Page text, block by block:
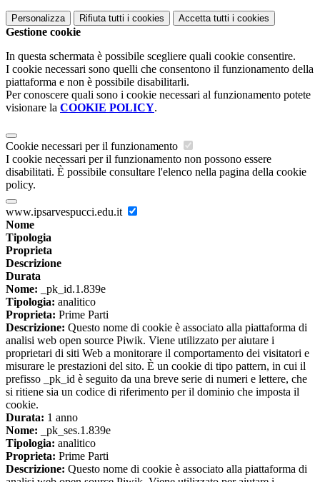
Personalizza Rifiuta tutti i cookies Accetta tutti i cookies
Gestione cookie
In questa schermata è possibile scegliere quali cookie consentire.
I cookie necessari sono quelli che consentono il funzionamento della
piattaforma e non è possibile disabilitarli.
Per conoscere quali sono i cookie necessari al funzionamento potete
visionare la COOKIE POLICY.
Cookie necessari per il funzionamento
I cookie necessari per il funzionamento non possono essere
disabilitati. È possibile consultare l'elenco nella pagina della cookie
policy.
www.ipsarvespucci.edu.it
Nome
Tipologia
Proprieta
Descrizione
Durata
Nome: _pk_id.1.839e
Tipologia: analitico
Proprieta: Prime Parti
Descrizione: Questo nome di cookie è associato alla piattaforma di
analisi web open source Piwik. Viene utilizzato per aiutare i
proprietari di siti Web a monitorare il comportamento dei visitatori e
misurare le prestazioni del sito. È un cookie di tipo pattern, in cui il
prefisso _pk_id è seguito da una breve serie di numeri e lettere, che
si ritiene sia un codice di riferimento per il dominio che imposta il
cookie.
Durata: 1 anno
Nome: _pk_ses.1.839e
Tipologia: analitico
Proprieta: Prime Parti
Descrizione: Questo nome di cookie è associato alla piattaforma di